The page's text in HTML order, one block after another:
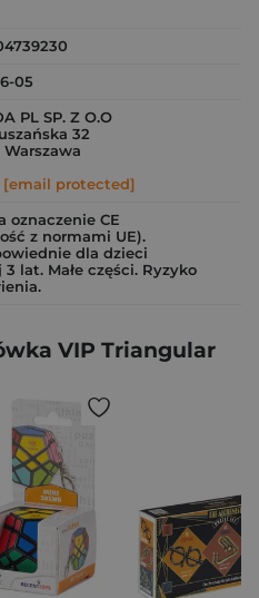
05
PL SP. Z O.O
32
[email protected]
oznaczenie CE
z normami UE).
dla dzieci
3 lat. Małe części. Ryzyko
VIP Triangular